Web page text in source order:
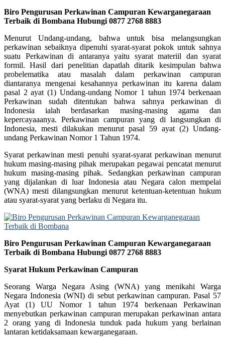
Biro Pengurusan Perkawinan Campuran Kewarganegaraan
Terbaik di Bombana Hubungi 0877 2768 8883
Menurut Undang-undang, bahwa untuk bisa melangsungkan
perkawinan sebaiknya dipenuhi syarat-syarat pokok untuk sahnya
suatu Perkawinan di antaranya yaitu syarat materiil dan syarat
formil. Hasil dari penelitian dapatlah ditarik kesimpulan bahwa
probelematika atau masalah dalam perkawinan campuran
diantaranya mengenai kesahannya perkawinan itu karena dalam
pasal 2 ayat (1) Undang-undang Nomor 1 tahun 1974 berkenaan
Perkawinan sudah ditentukan bahwa sahnya perkawinan di
Indonesia ialah berdasarkan masing-masing agama dan
kepercayaaanya. Perkawinan campuran yang di langsungkan di
Indonesia, mesti dilakukan menurut pasal 59 ayat (2) Undang-
undang Perkawinan Nomor 1 Tahun 1974.
Syarat perkawinan mesti penuhi syarat-syarat perkawinan menurut
hukum masing-masing pihak merupakan pegawai pencatat menurut
hukum masing-masing pihak. Sedangkan perkawinan campuran
yang dijalankan di luar Indonesia atau Negara calon mempelai
(WNA) mesti dilangsungkan menurut ketentuan-ketentuan hukum
atau syarat-syarat yang berlaku di Negara itu.
Biro Pengurusan Perkawinan Campuran Kewarganegaraan
Terbaik di Bombana Hubungi 0877 2768 8883
Syarat Hukum Perkawinan Campuran
Seorang Warga Negara Asing (WNA) yang menikahi Warga
Negara Indonesia (WNI) di sebut perkawinan campuran. Pasal 57
Ayat (1) UU Nomor 1 tahun 1974 berkenaan Perkawinan
menyebutkan perkawinan campuran merupakan perkawinan antara
2 orang yang di Indonesia tunduk pada hukum yang berlainan
lantaran ketidaksamaan kewarganegaraan.